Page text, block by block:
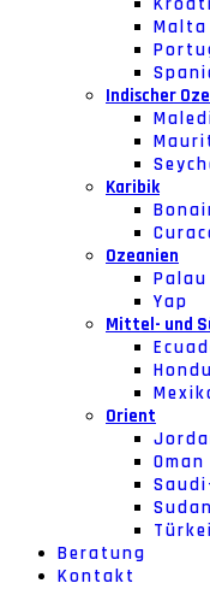
Malta
Indischer
Karibik
Ozeanien
Palau
Yap
Mittel- und
Orient
Oman
Sudan
Türkei
Beratung
Kontakt